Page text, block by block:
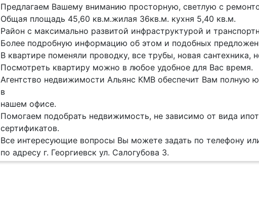
Предлагаем Вашему вниманию просторную, светлую с
Общая площадь 45,60 кв.м.жилая 36кв.м. кухня 5,40 кв.м.
Район с максимально развитой инфраструктурой и
Более подробную информацию об этом и подобных
В квартире поменяли проводку, все трубы, новая сантехника,
Посмотреть квартиру можно в любое удобное для Вас время.
Агентство недвижимости Альянс КМВ обеспечит Вам полную
в
нашем офисе.
Помогаем подобрать недвижимость, не зависимо от вида
сертификатов.
Все интересующие вопросы Вы можете задать по телефону
по адресу г. Георгиевск ул. Салогубова 3.